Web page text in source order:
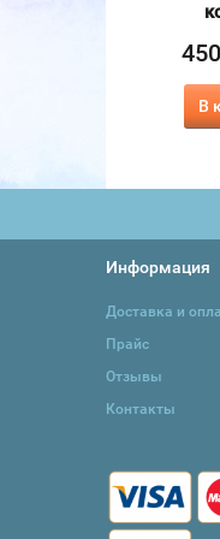
В
Информация
Доставка и
Прайс
Отзывы
Контакты